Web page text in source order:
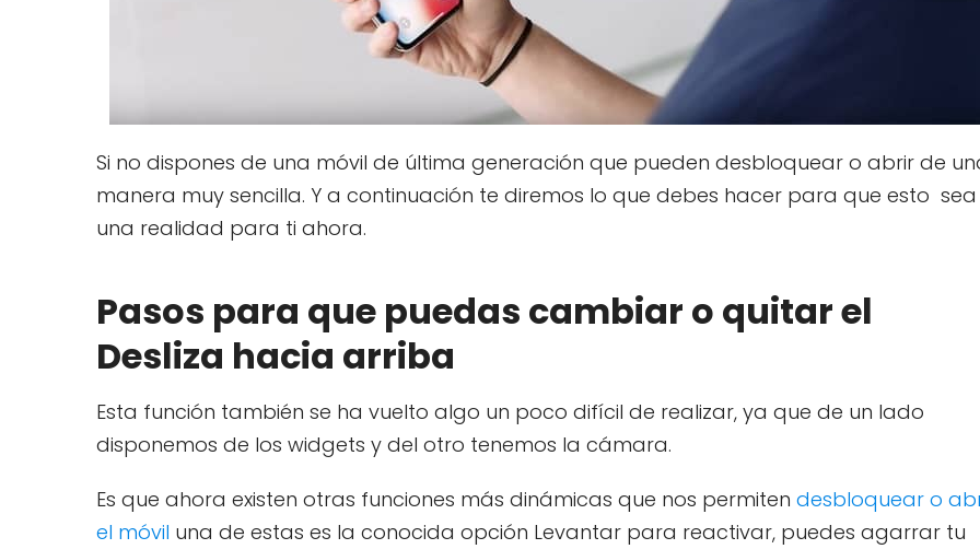
Si no dispones de una móvil de última generación que pueden desbloquear o abrir de
manera muy sencilla. Y a continuación te diremos lo que debes hacer para que esto sea
una realidad para ti ahora.
Pasos para que puedas cambiar o quitar el
Desliza hacia arriba
Esta función también se ha vuelto algo un poco difícil de realizar, ya que de un lado
disponemos de los widgets y del otro tenemos la cámara.
Es que ahora existen otras funciones más dinámicas que nos permiten desbloquear o
el móvil una de estas es la conocida opción Levantar para reactivar, puedes agarrar tu